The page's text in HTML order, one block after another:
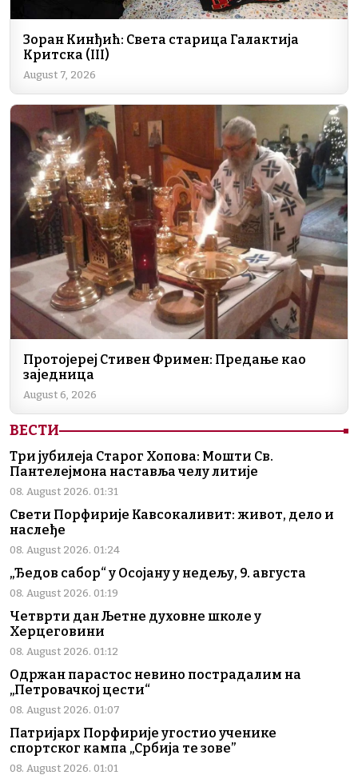
Зоран Кинђић: Света старица Галактија
Критска (III)
August 7, 2026
Протојереј Стивен Фримен: Предање као
заједница
August 6, 2026
ВЕСТИ
Три јубилеја Старог Хопова: Мошти Св.
Пантелејмона наставља челу литије
08. August 2026. 01:31
Свети Порфирије Кавсокаливит: живот, дело и
наслеђе
08. August 2026. 01:24
„Ђедов сабор“ у Осојану у недељу, 9. августа
08. August 2026. 01:19
Четврти дан Љетне духовне школе у
Херцеговини
08. August 2026. 01:12
Одржан парастос невино пострадалим на
„Петровачкој цести“
08. August 2026. 01:07
Патријарх Порфирије угостио ученике
спортског кампа „Србија те зове”
08. August 2026. 01:01